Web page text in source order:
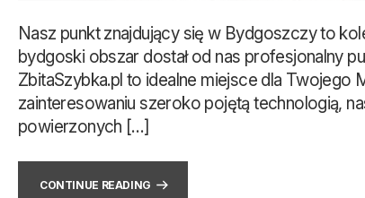
Nasz punkt znajdujący się w Bydgoszczy to
bydgoski obszar dostał od nas profesjonalny
ZbitaSzybka.pl to idealne miejsce dla
zainteresowaniu szeroko pojętą technologią,
powierzonych […]
CONTINUE READING